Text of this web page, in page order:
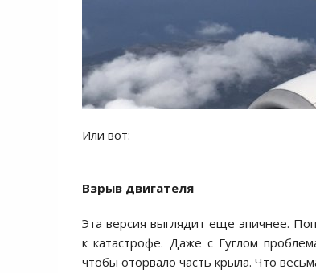
Или вот:
Взрыв двигателя
Эта версия выглядит еще эпичнее.
к катастрофе. Даже с Гуглом
чтобы оторвало часть крыла. Что